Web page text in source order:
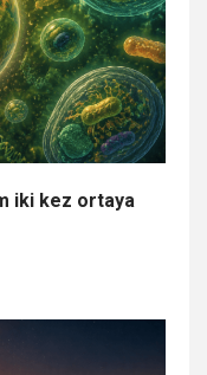
iki kez ortaya